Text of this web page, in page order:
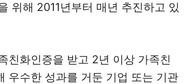
위해 2011년부터 매년 추진하고 있
친화인증을 받고 2년 이상 가족친
우수한 성과를 거둔 기업 또는 기관